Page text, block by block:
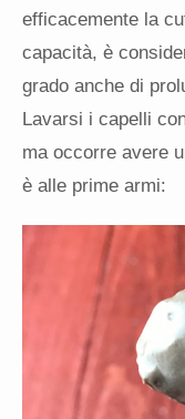
efficacemente la
capacità, è
grado anche di
Lavarsi i capelli
ma occorre avere
è alle prime armi: